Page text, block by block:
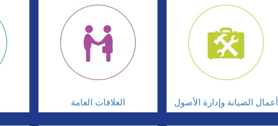
العلاقات العامة أعمال الصيانة وإدارة الأصول